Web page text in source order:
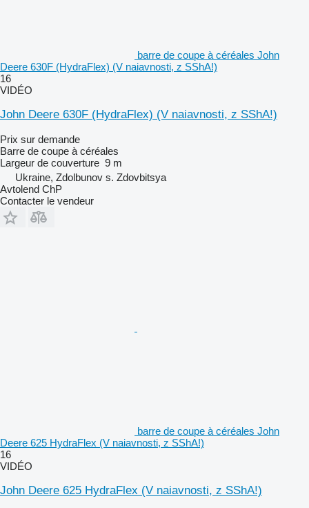
barre de coupe à céréales John
Deere 630F (HydraFlex) (V naiavnosti, z SShA!)
16
VIDÉO
John Deere 630F (HydraFlex) (V naiavnosti, z SShA!)
Prix sur demande
Barre de coupe à céréales
Largeur de couverture 9 m
Ukraine, Zdolbunov s. Zdovbitsya
Avtolend ChP
Contacter le vendeur
barre de coupe à céréales John
Deere 625 HydraFlex (V naiavnosti, z SShA!)
16
VIDÉO
John Deere 625 HydraFlex (V naiavnosti, z SShA!)